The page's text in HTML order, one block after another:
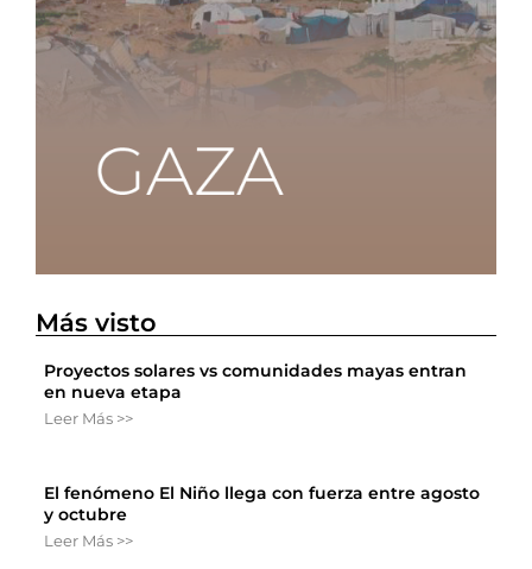
Más visto
Proyectos solares vs comunidades mayas entran
en nueva etapa
Leer Más >>
El fenómeno El Niño llega con fuerza entre agosto
y octubre
Leer Más >>